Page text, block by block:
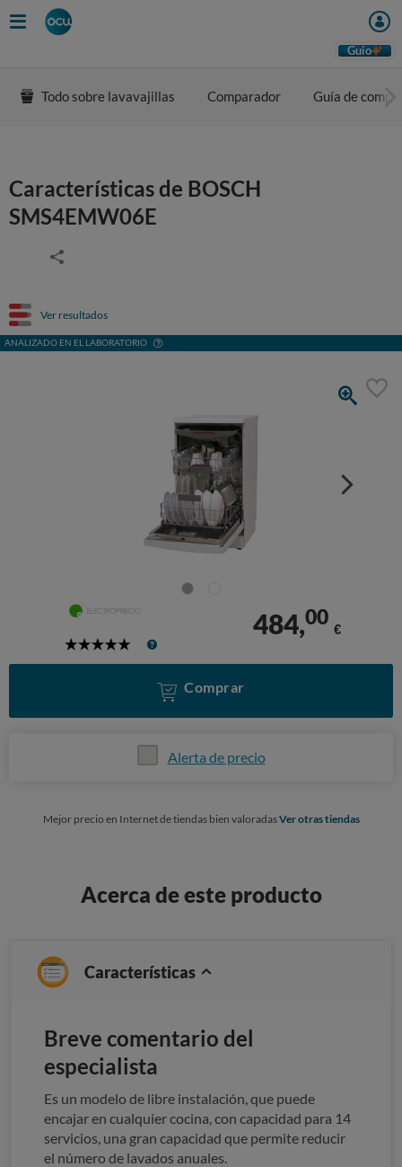
Guio
Todo sobre lavavajillas Comparador Guía de
Características de BOSCH
SMS4EMW06E
Ver resultados
ANALIZADO EN EL LABORATORIO
5
484,00
€
Comprar
Alerta de precio
Mejor precio en Internet de tiendas bien valoradasVer otras tiendas
Acerca de este producto
Características
Breve comentario del
especialista
Es un modelo de libre instalación, que puede
encajar en cualquier cocina, con capacidad para 14
servicios, una gran capacidad que permite reducir
el número de lavados anuales.